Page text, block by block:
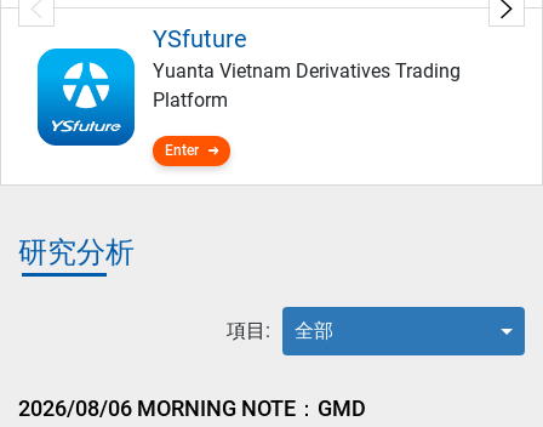
YSfuture
Yuanta Vietnam Derivatives Trading
Platform
Enter
研究分析
項目: 全部
2026/08/06 MORNING NOTE：GMD